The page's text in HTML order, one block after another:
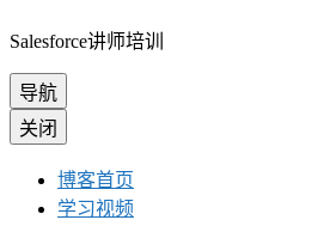
Salesforce讲师培训
导航
关闭
博客首页
学习视频